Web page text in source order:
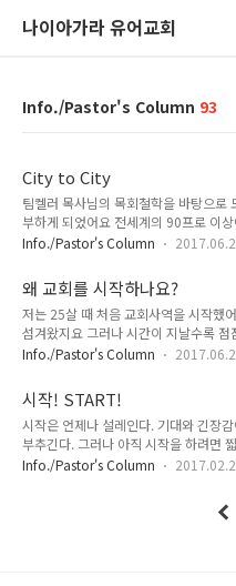
나이아가라 유어교회
Info./Pastor's Column 93
City to City
팀켈러 목사님의 목회철학을 바탕으로
부하게 되었어요 전세계의 90프로 이
기독교인들의 필요에 따라 교회가 변화
들과 청소년들은 이미 3프로 이하만이
도 여전히 교회는 1920~40년대에 미국
웠던 모습에서 크게 달라지지 않았어
시기의 모습 그대로를 유지하며, 교회
적응하라고 있는 것이죠 안타깝게도 대
Info./Pastor's Column
왜 교회를 시작하나요?
저는 25살 때 처음 교회사역을 시작했
섬겨왔지요 그러나 시간이 지날수록
고장나기 시작했어요 그렇게 한국에서
의 모습을 원하지 않아요 17프로 밖에
들지 않기로 다짐했어요 게다가 5프로
지 않을거예요 저는 교회를 모르고 교
못했던 사람들을 만나고 싶어요 우리동
를 다니는 아이들과 부모님이 궁금해요
Info./Pastor's Column
시작! START!
시작은 언제나 설레인다. 기대와 긴장
부추긴다. 그러나 아직 시작을 하려면
월의 기다림, 그리고 이미 시작된 하나
Info./Pastor's Column